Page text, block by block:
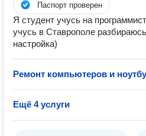
Паспорт проверен
Я студент учусь на
учусь в Ставрополе
настройка)
Ремонт компьютеров и
Ещё 4 услуги